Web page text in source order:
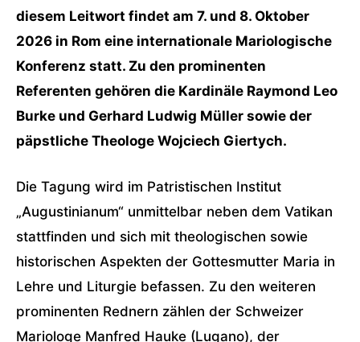
diesem Leitwort findet am 7. und 8. Oktober
2026 in Rom eine internationale Mariologische
Konferenz statt. Zu den prominenten
Referenten gehören die Kardinäle Raymond Leo
Burke und Gerhard Ludwig Müller sowie der
päpstliche Theologe Wojciech Giertych.
Die Tagung wird im Patristischen Institut
„Augustinianum“ unmittelbar neben dem Vatikan
stattfinden und sich mit theologischen sowie
historischen Aspekten der Gottesmutter Maria in
Lehre und Liturgie befassen. Zu den weiteren
prominenten Rednern zählen der Schweizer
Mariologe Manfred Hauke (Lugano), der